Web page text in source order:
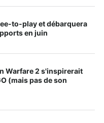
to-play et débarquera
en juin
Warfare 2 s'inspirerait
(mais pas de son